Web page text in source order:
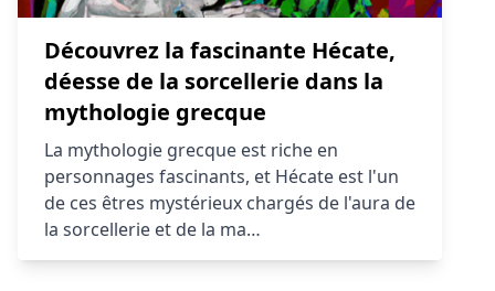
Découvrez la fascinante Hécate,
déesse de la sorcellerie dans la
mythologie grecque
La mythologie grecque est riche en
personnages fascinants, et Hécate est l'un
de ces êtres mystérieux chargés de l'aura de
la sorcellerie et de la ma…